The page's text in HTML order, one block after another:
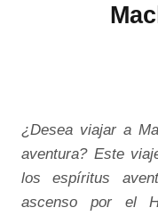
¿Desea viajar a
aventura? Este
los espíritus
ascenso por el